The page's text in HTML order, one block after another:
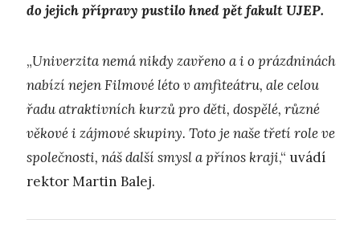
do jejich přípravy pustilo hned pět fakult UJEP.
„Univerzita nemá nikdy zavřeno a i o prázdninách
nabízí nejen Filmové léto v amfiteátru, ale celou
řadu atraktivních kurzů pro děti, dospělé, různé
věkové i zájmové skupiny. Toto je naše třetí role ve
společnosti, náš další smysl a přínos kraji,“ uvádí
rektor Martin Balej.